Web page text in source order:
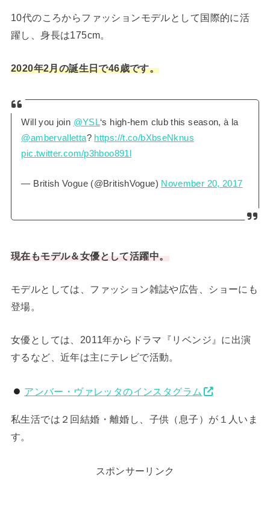
10代のころからファッションモデルとして国際的に活
躍し、身長は175cm。
2020年2月の誕生日で46歳です。
Will you join @YSL‘s high-hem club this season, à la
@ambervalletta? https://t.co/bXbseNknus
pic.twitter.com/p3hboo891l
— British Vogue (@BritishVogue) November 20, 2017
現在もモデル＆女優として活躍中。
モデルとしては、ファッション雑誌や広告、ショーにも
登場。
女優としては、2011年からドラマ『リベンジ』に出演
するなど、近年は主にテレビで活動。
アンバー・ヴァレッタのインスタグラム
私生活では２回結婚・離婚し、子供（息子）が１人いま
す。
スポンサーリンク